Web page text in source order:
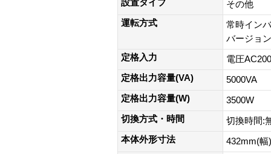
設置タイプ
その他
運転方式
常時イン
バージョ
定格入力
電圧
定格出力容量(VA)
5000VA
定格出力容量(W)
3500W
切換方式・時間
切換時間:
本体外形寸法
432mm(